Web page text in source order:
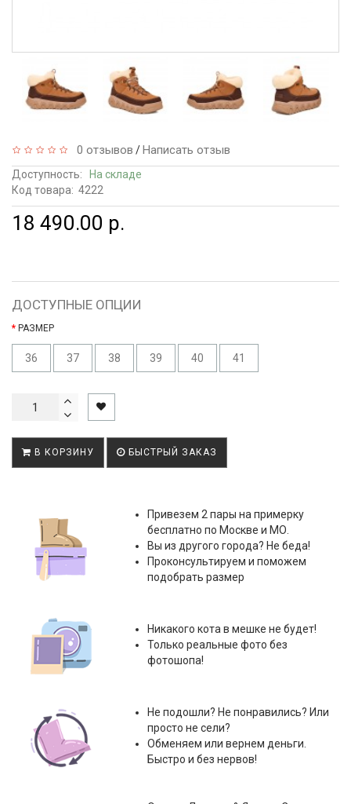
0 отзывов /Написать отзыв
Доступность:
На складе
Код товара: 4222
18 490.00 р.
ДОСТУПНЫЕ ОПЦИИ
РАЗМЕР
36 37 38 39 40 41
В КОРЗИНУ БЫСТРЫЙ ЗАКАЗ
Привезем 2 пары на примерку
бесплатно по Москве и МО.
Вы из другого города? Не беда!
Проконсультируем и поможем
подобрать размер
Никакого кота в мешке не будет!
Только реальные фото без
фотошопа!
Не подошли? Не понравились? Или
просто не сели?
Обменяем или вернем деньги.
Быстро и без нервов!